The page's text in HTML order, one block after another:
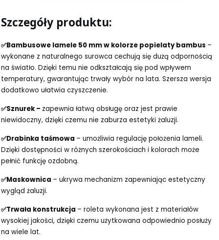
Szczegóły produktu:
✅Bambusowe lamele 50 mm w kolorze popielaty bambus –
wykonane z naturalnego surowca cechują się dużą odpornością
na światło. Dzięki temu nie odkształcają się pod wpływem
temperatury, gwarantując trwały wybór na lata. Szersza wersja
dodatkowo ułatwia czyszczenie.
✅Sznurek – zapewnia łatwą obsługę oraz jest prawie
niewidoczny, dzięki czemu nie zaburza estetyki żaluzji.
✅Drabinka taśmowa – umożliwia regulację położenia lameli.
Dzięki dostępności w różnych szerokościach i kolorach może
pełnić funkcję ozdobną.
✅Maskownica – ukrywa mechanizm zapewniając estetyczny
wygląd żaluzji.
✅Trwała konstrukcja – roleta wykonana jest z materiałów
wysokiej jakości, dzięki czemu użytkowana odpowiednio posłuży
na wiele lat.